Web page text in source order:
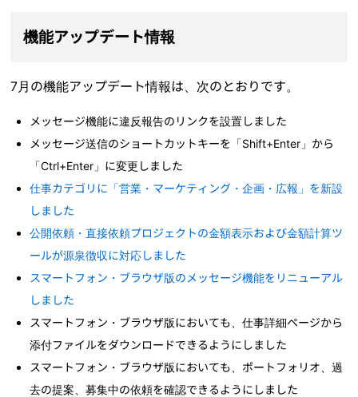
機能アップデート情報
7月の機能アップデート情報は、次のとおりです。
メッセージ機能に違反報告のリンクを設置しました
メッセージ送信のショートカットキーを「Shift+Enter」から
「Ctrl+Enter」に変更しました
仕事カテゴリに「営業・マーケティング・企画・広報」を新設
しました
公開依頼・直接依頼プロジェクトの金額表示および金額計算ツ
ールが源泉徴収に対応しました
スマートフォン・ブラウザ版のメッセージ機能をリニューアル
しました
スマートフォン・ブラウザ版においても、仕事詳細ページから
添付ファイルをダウンロードできるようにしました
スマートフォン・ブラウザ版においても、ポートフォリオ、過
去の提案、募集中の依頼を確認できるようにしました